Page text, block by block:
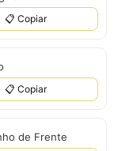
📋 Copiar
📋 Copiar
de Frente